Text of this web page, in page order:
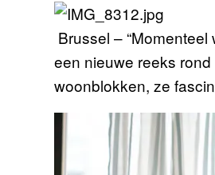
Brussel – “Momenteel
een nieuwe reeks rond
woonblokken, ze